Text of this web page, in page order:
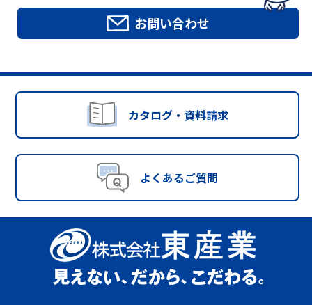
お問い合わせ
カタログ・資料請求
よくあるご質問